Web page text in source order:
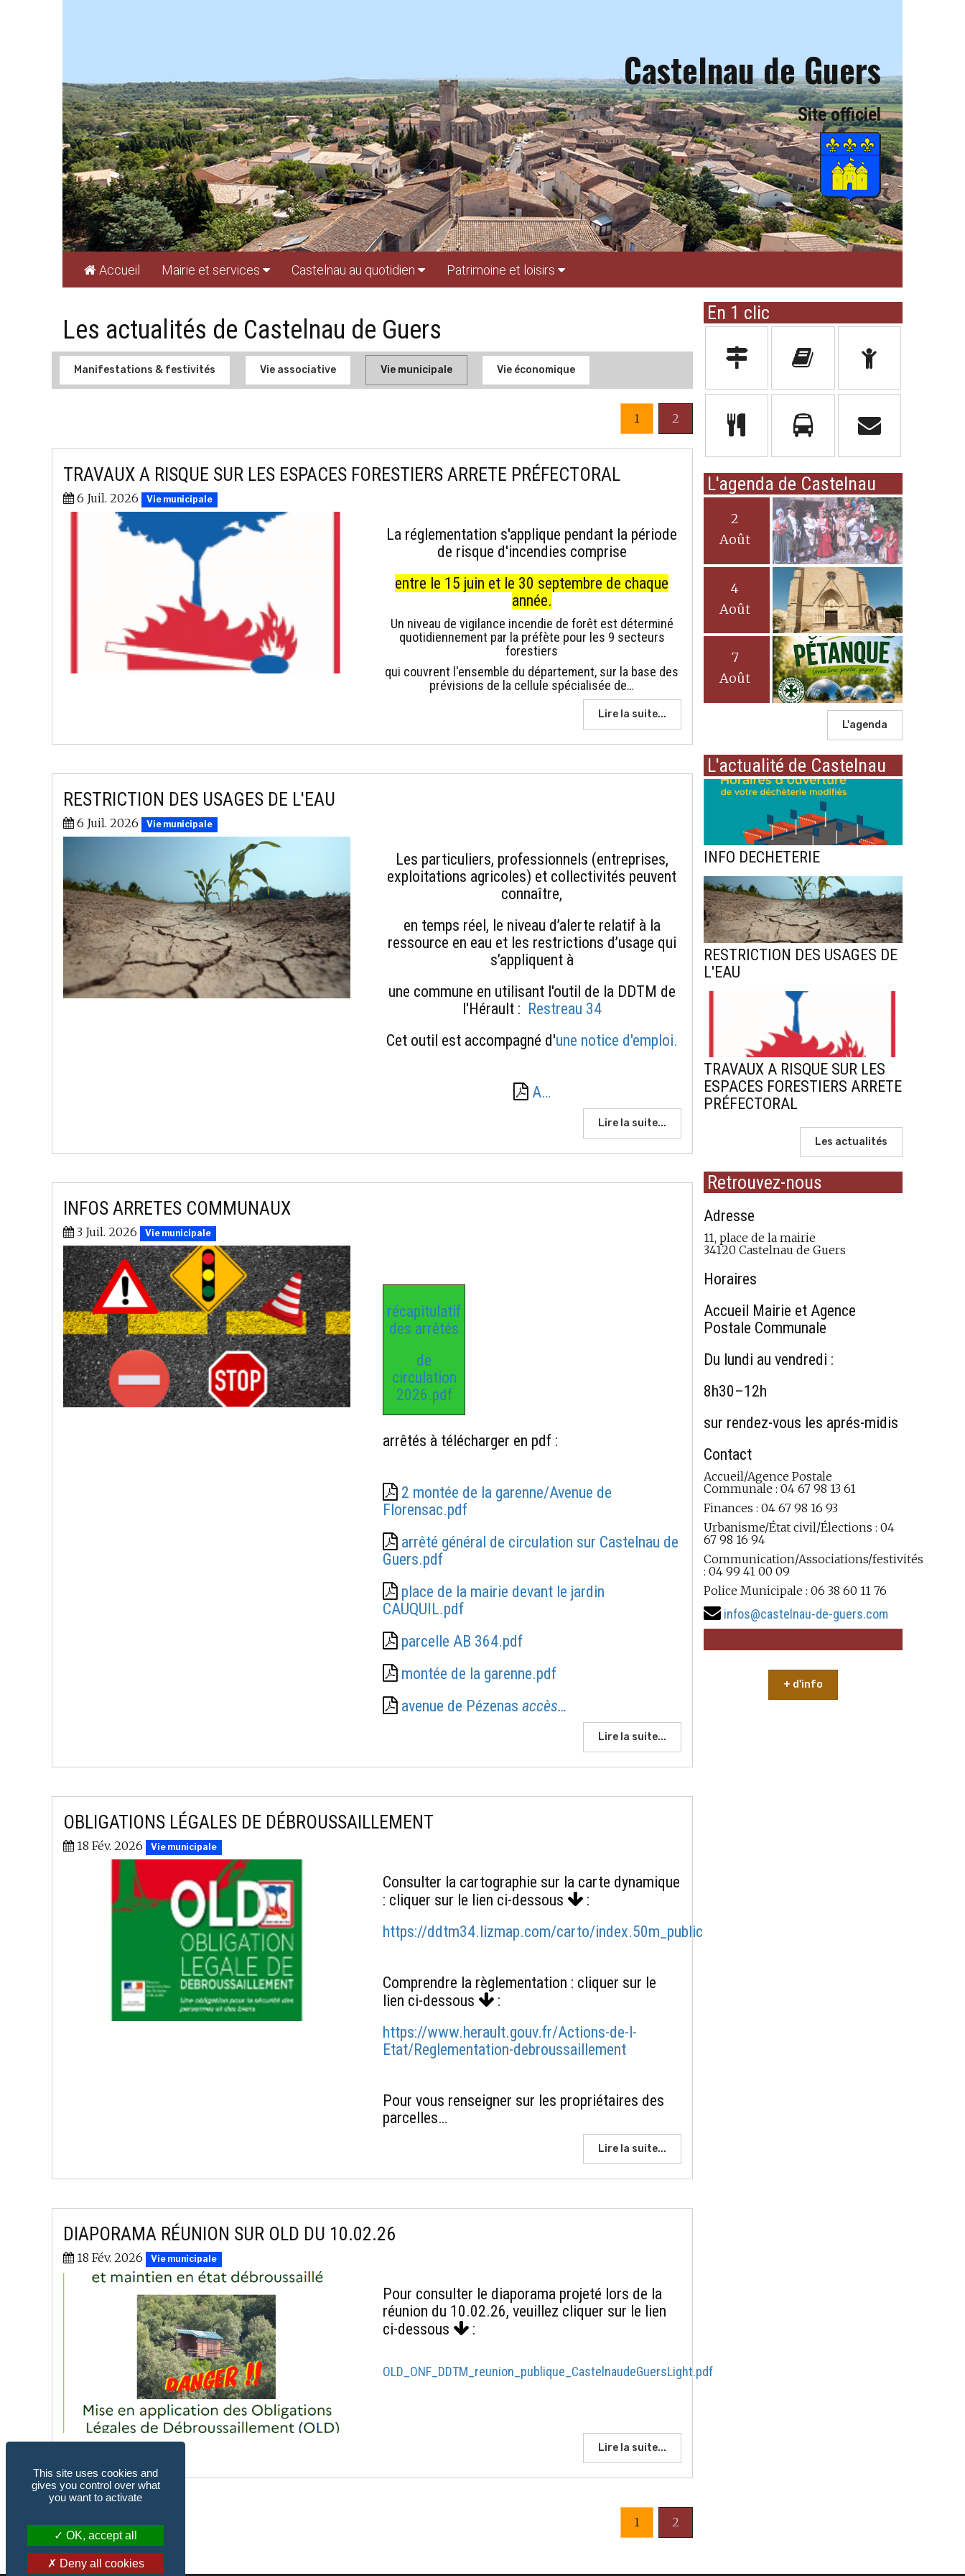
Castelnau de Guers
Site officiel
Accueil Mairie et services Castelnau au quotidien Patrimoine et loisirs
Les actualités de Castelnau de Guers
Manifestations & festivités Vie associative Vie municipale Vie économique
1 2
TRAVAUX A RISQUE SUR LES ESPACES FORESTIERS ARRETE PRÉFECTORAL
6 Juil. 2026 Vie municipale
La réglementation s'applique pendant la période
de risque d'incendies comprise
entre le 15 juin et le 30 septembre de chaque
année.
Un niveau de vigilance incendie de forêt est déterminé
quotidiennement par la préfète pour les 9 secteurs
forestiers
qui couvrent l'ensemble du département, sur la base des
prévisions de la cellule spécialisée de…
Lire la suite...
RESTRICTION DES USAGES DE L'EAU
6 Juil. 2026 Vie municipale
Les particuliers, professionnels (entreprises,
exploitations agricoles) et collectivités peuvent
connaître,
en temps réel, le niveau d’alerte relatif à la
ressource en eau et les restrictions d’usage qui
s’appliquent à
une commune en utilisant l'outil de la DDTM de
l'Hérault : Restreau 34
Cet outil est accompagné d'une notice d'emploi.
A…
Lire la suite...
INFOS ARRETES COMMUNAUX
3 Juil. 2026 Vie municipale
récapitulatif
des arrêtés
de
circulation
2026.pdf
arrêtés à télécharger en pdf :
2 montée de la garenne/Avenue de
Florensac.pdf
arrêté général de circulation sur Castelnau de
Guers.pdf
place de la mairie devant le jardin
CAUQUIL.pdf
parcelle AB 364.pdf
montée de la garenne.pdf
avenue de Pézenasaccès…
Lire la suite...
OBLIGATIONS LÉGALES DE DÉBROUSSAILLEMENT
18 Fév. 2026 Vie municipale
Consulter la cartographie sur la carte dynamique
: cliquer sur le lien ci-dessous
:
https://ddtm34.lizmap.com/carto/index.50m_public
Comprendre la règlementation : cliquer sur le
lien ci-dessous
:
https://www.herault.gouv.fr/Actions-de-l-
Etat/Reglementation-debroussaillement
Pour vous renseigner sur les propriétaires des
parcelles…
Lire la suite...
DIAPORAMA RÉUNION SUR OLD DU 10.02.26
18 Fév. 2026 Vie municipale
Pour consulter le diaporama projeté lors de la
réunion du 10.02.26, veuillez cliquer sur le lien
ci-dessous
:
OLD_ONF_DDTM_reunion_publique_CastelnaudeGuersLight.pdf
Lire la suite...
1 2
En 1 clic
L'agenda de Castelnau
2
Août
4
Août
7
Août
L'agenda
L'actualité de Castelnau
INFO DECHETERIE
RESTRICTION DES USAGES DE
L'EAU
TRAVAUX A RISQUE SUR LES
ESPACES FORESTIERS ARRETE
PRÉFECTORAL
Les actualités
Retrouvez-nous
Adresse
11, place de la mairie
34120 Castelnau de Guers
Horaires
Accueil Mairie et Agence
Postale Communale
Du lundi au vendredi :
8h30–12h
sur rendez-vous les aprés-midis
Contact
Accueil/Agence Postale
Communale : 04 67 98 13 61
Finances : 04 67 98 16 93
Urbanisme/État civil/Élections : 04
67 98 16 94
Communication/Associations/festivités
: 04 99 41 00 09
Police Municipale : 06 38 60 11 76
infos@castelnau-de-guers.com
+ d'info
This site uses cookies and
gives you control over what
you want to activate
OK, accept all
Deny all cookies